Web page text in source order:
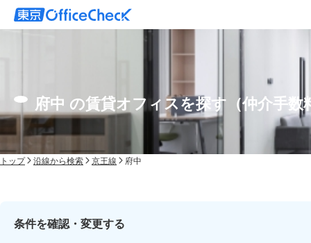
府中 の賃貸オフィスを探す（仲介手数
トップ 沿線から検索 京王線 府中
条件を確認・変更する